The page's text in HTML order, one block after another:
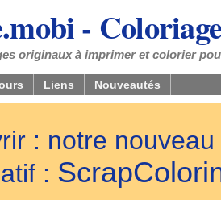
-
originaux à imprimer et colorier
Liens Nouveautés
: notre
: